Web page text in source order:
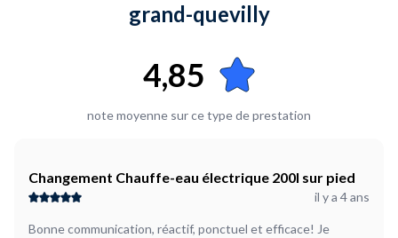
grand-quevilly
4,85
note moyenne sur ce type de prestation
Changement Chauffe-eau électrique 200l sur pied
il y a 4 ans
Bonne communication, réactif, ponctuel et efficace! Je